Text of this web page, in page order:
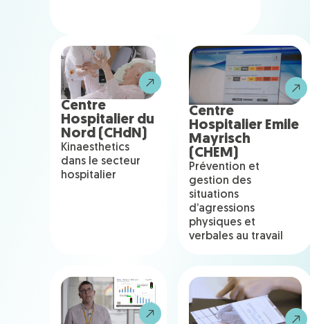
Centre
Hospitalier du
Nord (CHdN)
Kinaesthetics
dans le secteur
hospitalier
Centre
Hospitalier Emile
Mayrisch
(CHEM)
Prévention et
gestion des
situations
d’agressions
physiques et
verbales au travail